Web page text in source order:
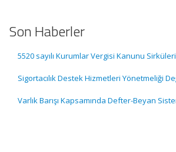
Son Haberler
5520 sayılı Kurumlar Vergisi Kanunu
Sigortacılık Destek Hizmetleri Yönetmeliği
Varlık Barışı Kapsamında Defter-Beyan